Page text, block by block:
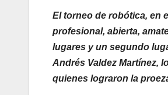
El torneo de robótica, en
profesional, abierta,
lugares y un segundo
Andrés Valdez Martínez,
quienes lograron la